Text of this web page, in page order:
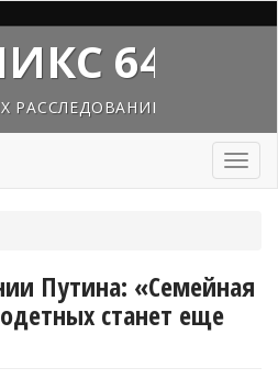
64
РАССЛЕДОВАНИЙ
Toggle
Путина: «Семейная
станет еще